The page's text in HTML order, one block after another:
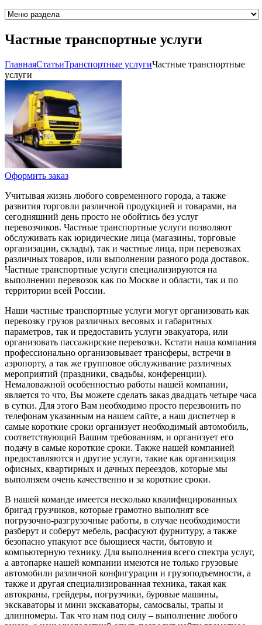
Частные транспортные услуги
ГлавнаяCтатьиТранспортные услугиЧастные транспортные
услуги
Оформить заказ
Учитывая жизнь любого современного города, а также
развития торговли различной продукцией и товарами, на
сегодняшний день просто не обойтись без услуг
перевозчиков. Частные транспортные услуги позволяют
обслуживать как юридические лица (магазины, торговые
организации, склады), так и частные лица, при перевозках
различных товаров, или выполнении разного рода доставок.
Частные транспортные услуги специализируются на
выполнении перевозок как по Москве и области, так и по
территории всей России.
Наши частные транспортные услуги могут организовать как
перевозку грузов различных весовых и габаритных
параметров, так и предоставить услуги эвакуатора, или
организовать пассажирские перевозки. Кстати наша компания
профессионально организовывает трансферы, встречи в
аэропорту, а так же групповое обслуживание различных
мероприятий (праздники, свадьбы, конференции).
Немаловажной особенностью работы нашей компании,
является то что, Вы можете сделать заказ двадцать четыре часа
в сутки. Для этого Вам необходимо просто перезвонить по
телефонам указанным на нашем сайте, а наш диспетчер в
самые короткие сроки организует необходимый автомобиль,
соответствующий Вашим требованиям, и организует его
подачу в самые короткие сроки. Также нашей компанией
предоставляются и другие услуги, такие как организация
офисных, квартирных и дачных переездов, которые мы
выполняем очень качественно и за короткие сроки.
В нашей команде имеется несколько квалифицированных
бригад грузчиков, которые грамотно выполнят все
погрузочно-разгрузочные работы, в случае необходимости
разберут и соберут мебель, расфасуют фурнитуру, а также
безопасно упакуют все бьющиеся части, бытовую и
компьютерную технику. Для выполнения всего спектра услуг,
а автопарке нашей компании имеются не только грузовые
автомобили различной конфигурации и грузоподъемности, а
также и другая специализированная техника, такая как
автокраны, грейдеры, погрузчики, буровые машины,
экскаваторы и мини экскаваторы, самосвалы, трапы и
длинномеры. Так что нам под силу – выполнение любого